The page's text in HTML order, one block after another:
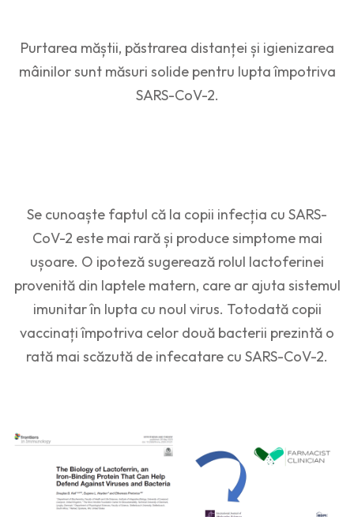
Purtarea măștii, păstrarea distanței și igienizarea
mâinilor sunt măsuri solide pentru lupta împotriva
SARS-CoV-2.
Se cunoaște faptul că la copii infecția cu SARS-
CoV-2 este mai rară și produce simptome mai
ușoare. O ipoteză sugerează rolul lactoferinei
provenită din laptele matern, care ar ajuta sistemul
imunitar în lupta cu noul virus. Totodată copii
vaccinați împotriva celor două bacterii prezintă o
rată mai scăzută de infecatare cu SARS-CoV-2.